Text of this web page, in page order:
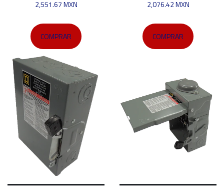
2,551.67 MXN
COMPRAR
2,076.42 MXN
COMPRAR